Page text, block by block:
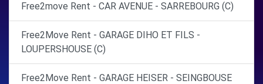
Free2move Rent - CAR AVENUE - SARREBOURG (C)
Free2Move Rent - GARAGE DIHO ET FILS -
LOUPERSHOUSE (C)
Free2Move Rent - GARAGE HEISER - SEINGBOUSE